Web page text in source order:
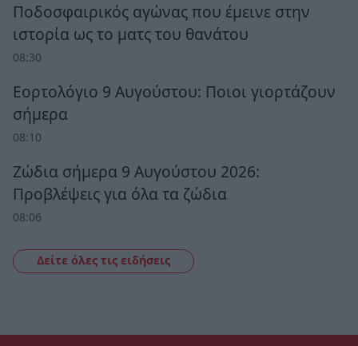
Ποδοσφαιρικός αγώνας που έμεινε στην
ιστορία ως το ματς του θανάτου
08:30
Εορτολόγιο 9 Αυγούστου: Ποιοι γιορτάζουν
σήμερα
08:10
Ζώδια σήμερα 9 Αυγούστου 2026:
Προβλέψεις για όλα τα ζώδια
08:06
Δείτε όλες τις ειδήσεις